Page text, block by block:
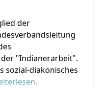
der
"Indianerarbeit".
sozial-diakonisches